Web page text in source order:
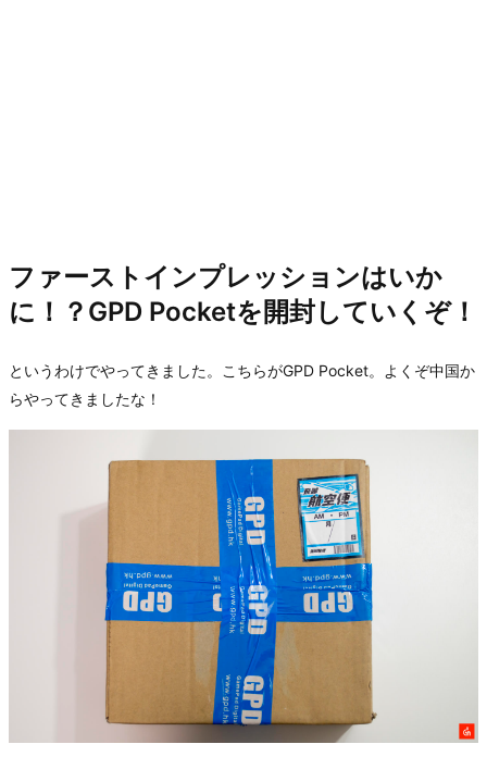
ファーストインプレッションはいか
に！？GPD Pocketを開封していくぞ！
というわけでやってきました。こちらがGPD Pocket。よくぞ中国か
らやってきましたな！